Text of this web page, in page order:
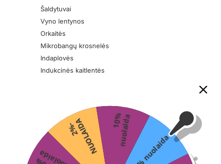
Šaldytuvai
Vyno lentynos
Orkaitės
Mikrobangų krosnelės
Indaplovės
Indukcinės kaitlentės
Kavinukai
Kavos aparatai
Maisto ruošimui
Sriubos virimo aparatai
3% nuolaida
2
%
-
N
U
O
L
A
I
D
A 1
0
%
n
u
o
l
a
i
d
a